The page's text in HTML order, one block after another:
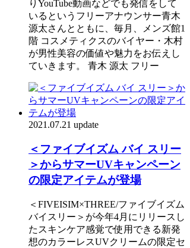
りYouTube動画などでも発信をして
いるというフリーアナウンサー青木
源太さんとともに、毎月、メンズ館1
階 コスメティクスのバイヤー・木村
が男性美容の価値や魅力をお伝えし
ていきます。 青木 源太 フリー
2021.07.21 update
＜ファイブイズム バイ スリー
＞からサマーUVキャンペーン
の限定アイテムが登場
＜FIVEISIM×THREE/ファイブイズム
バイスリー＞が今年4月にリリースし
たスキンケア感覚で使用できる新発
想のカラーレスUVクリームの限定セ